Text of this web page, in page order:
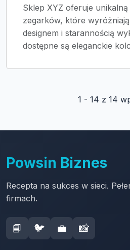
Sklep XYZ oferuje
zegarków, które
designem i starannością
dostępne są eleganckie
1 - 14 z 14
Powsin Biznes
Recepta na sukces w sieci.
firmach.
📘 🐦 💼 📸